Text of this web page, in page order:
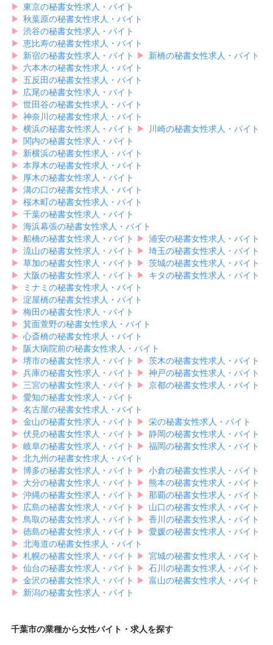
▶︎ 東京の秘書女性求人・バイト
▶︎ 秋葉原の秘書女性求人・バイト
▶︎ 渋谷の秘書女性求人・バイト
▶︎ 恵比寿の秘書女性求人・バイト
▶︎ 新宿の秘書女性求人・バイト ▶︎ 新橋の秘書女性求人・バイト
▶︎ 六本木の秘書女性求人・バイト
▶︎ 五反田の秘書女性求人・バイト
▶︎ 広尾の秘書女性求人・バイト
▶︎ 世田谷の秘書女性求人・バイト
▶︎ 神奈川の秘書女性求人・バイト
▶︎ 横浜の秘書女性求人・バイト ▶︎ 川崎の秘書女性求人・バイト
▶︎ 関内の秘書女性求人・バイト
▶︎ 新横浜の秘書女性求人・バイト
▶︎ 本厚木の秘書女性求人・バイト
▶︎ 厚木の秘書女性求人・バイト
▶︎ 溝の口の秘書女性求人・バイト
▶︎ 桜木町の秘書女性求人・バイト
▶︎ 千葉の秘書女性求人・バイト
▶︎ 海浜幕張の秘書女性求人・バイト
▶︎ 船橋の秘書女性求人・バイト ▶︎ 浦安の秘書女性求人・バイト
▶︎ 流山の秘書女性求人・バイト ▶︎ 埼玉の秘書女性求人・バイト
▶︎ 草加の秘書女性求人・バイト ▶︎ 茨城の秘書女性求人・バイト
▶︎ 大阪の秘書女性求人・バイト ▶︎ キタの秘書女性求人・バイト
▶︎
ミナミの秘書女性求人・バイト
▶︎ 淀屋橋の秘書女性求人・バイト
▶︎ 梅田の秘書女性求人・バイト
▶︎ 箕面萱野の秘書女性求人・バイト
▶︎ 心斎橋の秘書女性求人・バイト
▶︎ 阪大病院前の秘書女性求人・バイト
▶︎ 堺市の秘書女性求人・バイト ▶︎ 茨木の秘書女性求人・バイト
▶︎ 兵庫の秘書女性求人・バイト ▶︎ 神戸の秘書女性求人・バイト
▶︎ 三宮の秘書女性求人・バイト ▶︎ 京都の秘書女性求人・バイト
▶︎ 愛知の秘書女性求人・バイト
▶︎ 名古屋の秘書女性求人・バイト
▶︎ 金山の秘書女性求人・バイト ▶︎ 栄の秘書女性求人・バイト
▶︎ 伏見の秘書女性求人・バイト ▶︎ 静岡の秘書女性求人・バイト
▶︎ 岐阜の秘書女性求人・バイト ▶︎ 福岡の秘書女性求人・バイト
▶︎ 北九州の秘書女性求人・バイト
▶︎ 博多の秘書女性求人・バイト ▶︎ 小倉の秘書女性求人・バイト
▶︎ 大分の秘書女性求人・バイト ▶︎ 熊本の秘書女性求人・バイト
▶︎ 沖縄の秘書女性求人・バイト ▶︎ 那覇の秘書女性求人・バイト
▶︎ 広島の秘書女性求人・バイト ▶︎ 山口の秘書女性求人・バイト
▶︎ 鳥取の秘書女性求人・バイト ▶︎ 香川の秘書女性求人・バイト
▶︎ 徳島の秘書女性求人・バイト ▶︎ 愛媛の秘書女性求人・バイト
▶︎ 北海道の秘書女性求人・バイト
▶︎ 札幌の秘書女性求人・バイト ▶︎ 宮城の秘書女性求人・バイト
▶︎ 仙台の秘書女性求人・バイト ▶︎ 石川の秘書女性求人・バイト
▶︎ 金沢の秘書女性求人・バイト ▶︎ 富山の秘書女性求人・バイト
▶︎ 新潟の秘書女性求人・バイト
千葉市の業種から女性バイト・求人を探す